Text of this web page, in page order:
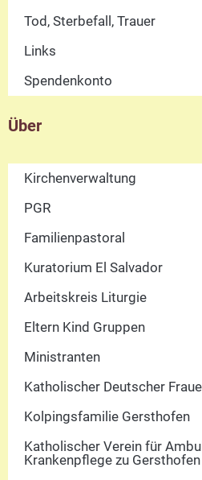
Tod, Sterbefall, Trauer
Links
Spendenkonto
Über
Kirchenverwaltung
PGR
Familienpastoral
Kuratorium El Salvador
Arbeitskreis Liturgie
Eltern Kind Gruppen
Ministranten
Katholischer Deutscher
Kolpingsfamilie Gersthofen
Katholischer Verein für
Krankenpflege zu Gersthofen